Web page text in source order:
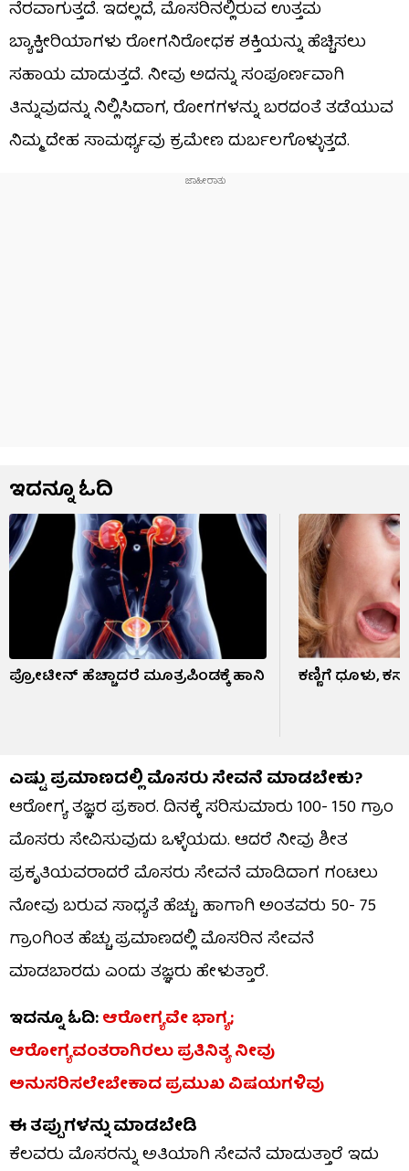
ನೆರವಾಗುತ್ತದೆ. ಇದಲ್ಲದೆ, ಮೊಸರಿನಲ್ಲಿರುವ ಉತ್ತಮ
ಬ್ಯಾಕ್ಟೀರಿಯಾಗಳು ರೋಗನಿರೋಧಕ ಶಕ್ತಿಯನ್ನು ಹೆಚ್ಚಿಸಲು
ಸಹಾಯ ಮಾಡುತ್ತದೆ. ನೀವು ಅದನ್ನು ಸಂಪೂರ್ಣವಾಗಿ
ತಿನ್ನುವುದನ್ನು ನಿಲ್ಲಿಸಿದಾಗ, ರೋಗಗಳನ್ನು ಬರದಂತೆ ತಡೆಯುವ
ನಿಮ್ಮ ದೇಹ ಸಾಮರ್ಥ್ಯವು ಕ್ರಮೇಣ ದುರ್ಬಲಗೊಳ್ಳುತ್ತದೆ.
ಇದನ್ನೂ ಓದಿ
ಪ್ರೋಟೀನ್ ಹೆಚ್ಚಾದರೆ ಮೂತ್ರಪಿಂಡಕ್ಕೆ ಹಾನಿ ಕಣ್ಣಿಗೆ ಧೂಳು,
ಎಷ್ಟು ಪ್ರಮಾಣದಲ್ಲಿ ಮೊಸರು ಸೇವನೆ ಮಾಡಬೇಕು?
ಆರೋಗ್ಯ ತಜ್ಞರ ಪ್ರಕಾರ. ದಿನಕ್ಕೆ ಸರಿಸುಮಾರು 100- 150 ಗ್ರಾಂ
ಮೊಸರು ಸೇವಿಸುವುದು ಒಳ್ಳೆಯದು. ಆದರೆ ನೀವು ಶೀತ
ಪ್ರಕೃತಿಯವರಾದರೆ ಮೊಸರು ಸೇವನೆ ಮಾಡಿದಾಗ ಗಂಟಲು
ನೋವು ಬರುವ ಸಾಧ್ಯತೆ ಹೆಚ್ಚು. ಹಾಗಾಗಿ ಅಂತವರು 50- 75
ಗ್ರಾಂಗಿಂತ ಹೆಚ್ಚು ಪ್ರಮಾಣದಲ್ಲಿ ಮೊಸರಿನ ಸೇವನೆ
ಮಾಡಬಾರದು ಎಂದು ತಜ್ಞರು ಹೇಳುತ್ತಾರೆ.
ಇದನ್ನೂ ಓದಿ:ಆರೋಗ್ಯವೇ ಭಾಗ್ಯ;
ಆರೋಗ್ಯವಂತರಾಗಿರಲು ಪ್ರತಿನಿತ್ಯ ನೀವು
ಅನುಸರಿಸಲೇಬೇಕಾದ ಪ್ರಮುಖ ವಿಷಯಗಳಿವು
ಈ ತಪ್ಪುಗಳನ್ನು ಮಾಡಬೇಡಿ
ಕೆಲವರು ಮೊಸರನ್ನು ಅತಿಯಾಗಿ ಸೇವನೆ ಮಾಡುತ್ತಾರೆ ಇದು